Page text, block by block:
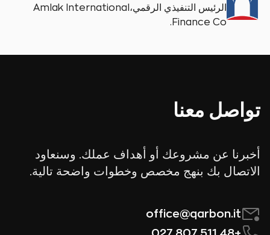
الرئيس التنفيذي الرقمي،Amlak International
Finance Co.
تواصل معنا
أخبرنا عن مشروعك أو أهداف عملك. وسنعاود
الاتصال بك بنهج مخصص وخطوات واضحة تالية.
office@qarbon.it